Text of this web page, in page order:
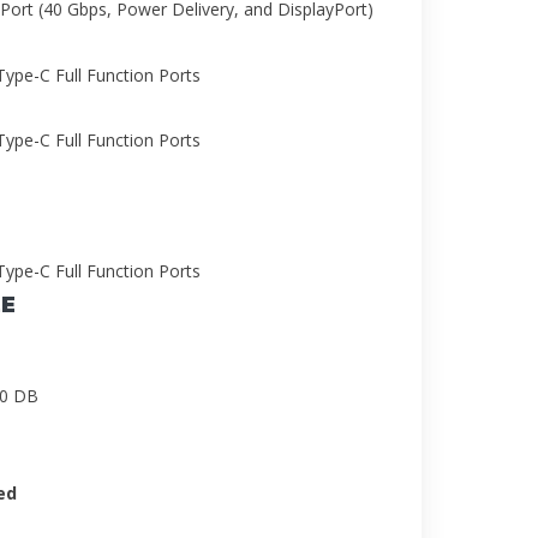
(40 Gbps, Power Delivery, and DisplayPort)
C Full Function Ports
C Full Function Ports
C Full Function Ports
DB